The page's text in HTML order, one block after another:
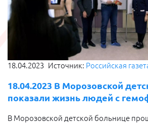
18.04.2023 Источник: Российская
18.04.2023 В Морозовской
показали жизнь людей с
В Морозовской детской больнице